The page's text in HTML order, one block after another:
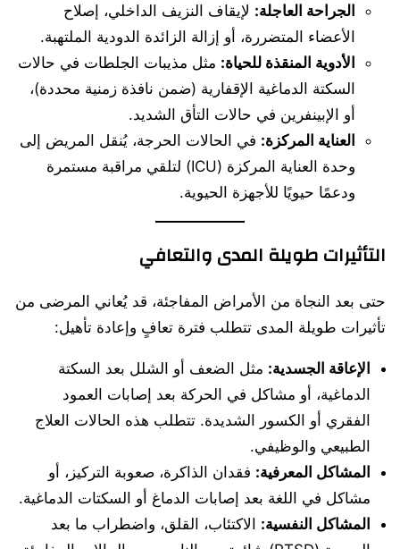
الجراحة العاجلة: لإيقاف النزيف الداخلي، إصلاح
الأعضاء المتضررة، أو إزالة الزائدة الدودية الملتهبة.
الأدوية المنقذة للحياة: مثل مذيبات الجلطات في حالات
السكتة الدماغية الإقفارية (ضمن نافذة زمنية محددة)،
أو الإبينفرين في حالات التأق الشديد.
العناية المركزة: في الحالات الحرجة، يُنقل المريض إلى
وحدة العناية المركزة (ICU) لتلقي مراقبة مستمرة
ودعمًا حيويًا للأجهزة الحيوية.
التأثيرات طويلة المدى والتعافي
حتى بعد النجاة من الأمراض المفاجئة، قد يُعاني المرضى من
تأثيرات طويلة المدى تتطلب فترة تعافٍ وإعادة تأهيل:
الإعاقة الجسدية: مثل الضعف أو الشلل بعد السكتة
الدماغية، أو مشاكل في الحركة بعد إصابات العمود
الفقري أو الكسور الشديدة. تتطلب هذه الحالات العلاج
الطبيعي والوظيفي.
المشاكل المعرفية: فقدان الذاكرة، صعوبة التركيز، أو
مشاكل في اللغة بعد إصابات الدماغ أو السكتات الدماغية.
المشاكل النفسية: الاكتئاب، القلق، واضطراب ما بعد